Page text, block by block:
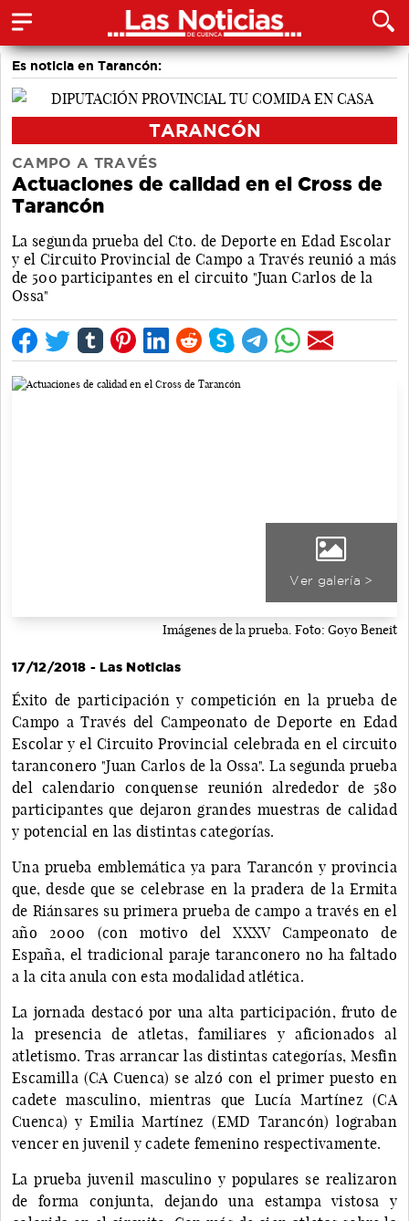
Es noticia en Tarancón:
TARANCÓN
CAMPO A TRAVÉS
Actuaciones de calidad en el Cross de
Tarancón
La segunda prueba del Cto. de Deporte en Edad Escolar
y el Circuito Provincial de Campo a Través reunió a más
de 500 participantes en el circuito "Juan Carlos de la
Ossa"
Ver galería >
Imágenes de la prueba. Foto: Goyo Beneit
17/12/2018 - Las Noticias
Éxito de participación y competición en la prueba de
Campo a Través del Campeonato de Deporte en Edad
Escolar y el Circuito Provincial celebrada en el circuito
taranconero "Juan Carlos de la Ossa". La segunda prueba
del calendario conquense reunión alrededor de 580
participantes que dejaron grandes muestras de calidad
y potencial en las distintas categorías.
Una prueba emblemática ya para Tarancón y provincia
que, desde que se celebrase en la pradera de la Ermita
de Riánsares su primera prueba de campo a través en el
año 2000 (con motivo del XXXV Campeonato de
España, el tradicional paraje taranconero no ha faltado
a la cita anula con esta modalidad atlética.
La jornada destacó por una alta participación, fruto de
la presencia de atletas, familiares y aficionados al
atletismo. Tras arrancar las distintas categorías, Mesfin
Escamilla (CA Cuenca) se alzó con el primer puesto en
cadete masculino, mientras que Lucía Martínez (CA
Cuenca) y Emilia Martínez (EMD Tarancón) lograban
vencer en juvenil y cadete femenino respectivamente.
La prueba juvenil masculino y populares se realizaron
de forma conjunta, dejando una estampa vistosa y